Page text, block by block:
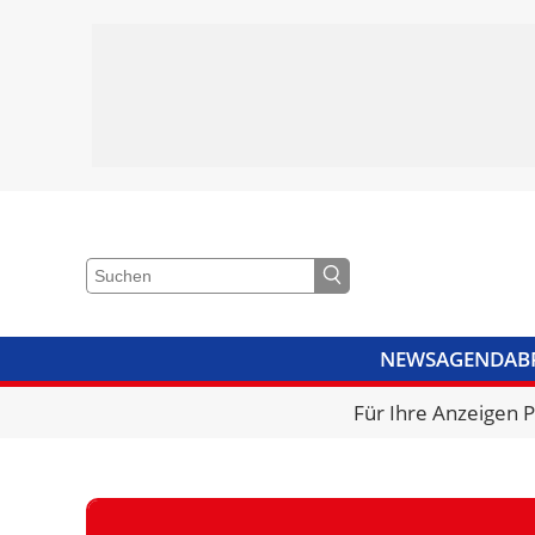
NEWSAGENDA
VIDEOSBIBLIOTHEK
Für Ihre Anzeigen